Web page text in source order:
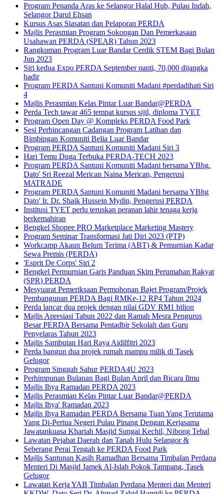
Program Penanda Aras ke Selangor Halal Hub, Pulau Indah,
Selangor Darul Ehsan
Kursus Asas Siasatan dan Pelaporan PERDA
Majlis Perasmian Program Sokongan Dan Pemerkasaan
Usahawan PERDA (SPEAR) Tahun 2023
Rangkuman Program Luar Bandar Cerdik STEM Bagi Bulan
Jun 2023
Siri kedua Expo PERDA September nanti, 70,000 dijangka
hadir
Program PERDA Santuni Komuniti Madani #perdadihati Siri
4
Majlis Perasmian Kelas Pintar Luar Bandar@PERDA
Perda Tech tawar 465 tempat kursus sijil, diploma TVET
Program Open Day @ Kompleks PERDA Food Park
Sesi Perbincangan Cadangan Program Latihan dan
Bimbingan Komuniti Belia Luar Bandar
Program PERDA Santuni Komuniti Madani Siri 3
Hari Temu Duga Terbuka PERDA-TECH 2023
Program PERDA Santuni Komuniti Madani bersama YBhg.
Dato' Sri Reezal Merican Naina Merican, Pengerusi
MATRADE
Program PERDA Santuni Komuniti Madani bersama YBhg
Dato' Ir. Dr. Shaik Hussein Mydin, Pengerusi PERDA
Institusi TVET perlu teruskan peranan lahir tenaga kerja
berkemahiran
Bengkel Shopee PRO Marketplace Marketing Mastery
Program Seminar Transformasi Jati Diri 2023 (PTP)
Workcamp Akaun Belum Terima (ABT) & Pemurnian Kadar
Sewa Premis (PERDA)
'Esprit De Corps' Siri 2
Bengkel Permurnian Garis Panduan Skim Perumahan Rakyat
(SPR) PERDA
Mesyuarat Pemeriksaan Permohonan Bajet Program/Projek
Pembangunan PERDA Bagi RMKe-12 RP4 Tahun 2024
Perda lancar dua projek dengan nilai GDV RM1 bilion
Majlis Apresiasi Tahun 2022 dan Ramah Mesra Pengurus
Besar PERDA Bersama Pentadbir Sekolah dan Guru
Penyelaras Tahun 2023
Majlis Sambutan Hari Raya Aidilfitri 2023
Perda bangun dua projek rumah mampu milik di Tasek
Gelugor
Program Singgah Sahur PERDA4U 2023
Perhimpunan Bulanan Bagi Bulan April dan Bicara Ilmu
Majlis Ihya Ramadan PERDA 2023
Majlis Perasmian Kelas Pintar Luar Bandar@PERDA
Majlis Ihya' Ramadan 2023
Majlis Ihya Ramadan PERDA Bersama Tuan Yang Terutama
Yang Di-Pertua Negeri Pulau Pinang Dengan Kerjasama
Jawatankuasa Khariah Masjid Sungai Kechil, Nibong Tebal
Lawatan Pejabat Daerah dan Tanah Hulu Selangor &
Seberang Perai Tengah ke PERDA Food Park
Majlis Santunan Kasih Ramadhan Bersama Timbalan Perdana
Menteri Di Masjid Jamek Al-Islah Pokok Tampang, Tasek
Gelugor
Lawatan Kerja YAB Timbalan Perdana Menteri dan Menteri